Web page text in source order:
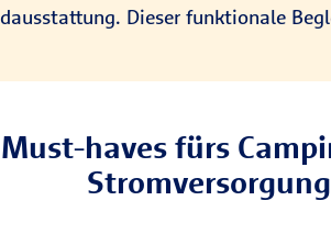
Dieser funktionale
haves fürs